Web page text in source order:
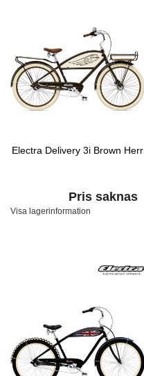
Electra Delivery 3i Brown Herr
Pris saknas
Visa lagerinformation